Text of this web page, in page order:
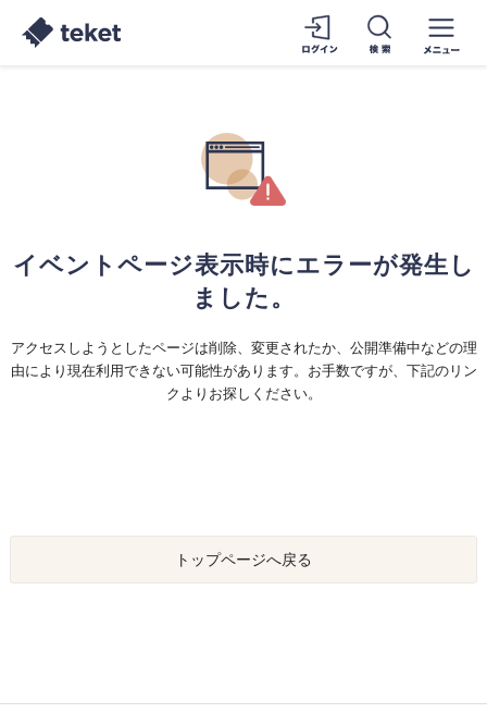
イベントページ表示時にエラーが発生し
ました。
アクセスしようとしたページは削除、変更されたか、公開準備中などの理
由により現在利用できない可能性があります。お手数ですが、下記のリン
クよりお探しください。
トップページへ戻る